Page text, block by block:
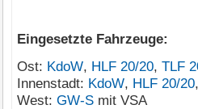
Eingesetzte Fahrzeuge:
Ost: KdoW, HLF 20/20, TLF
Innenstadt: KdoW, HLF 20/20
West: GW-S mit VSA